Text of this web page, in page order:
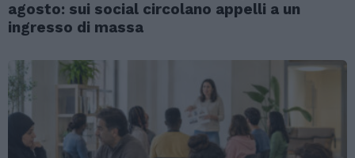
agosto: sui social circolano appelli a un
ingresso di massa